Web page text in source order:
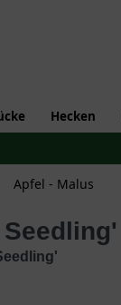
Hecken
Apfel - Malus
Seedling'